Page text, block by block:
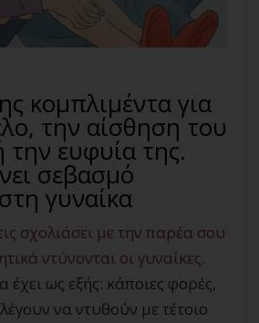
κομπλιμέντα για
την αίσθηση του
την ευφυία της.
σεβασμό
γυναίκα
σχολιάσει με την παρέα σου
ντύνονται οι γυναίκες.
ως εξής: κάποιες φορές,
να ντυθούν με τέτοιο